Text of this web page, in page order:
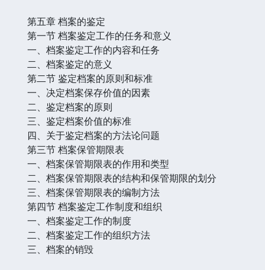
第五章 档案的鉴定
第一节 档案鉴定工作的任务和意义
一、档案鉴定工作的内容和任务
二、档案鉴定的意义
第二节 鉴定档案的原则和标准
一、决定档案保存价值的因素
二、鉴定档案的原则
三、鉴定档案价值的标准
四、关于鉴定档案的方法论问题
第三节 档案保管期限表
一、档案保管期限表的作用和类型
二、档案保管期限表的结构和保管期限的划分
三、档案保管期限表的编制方法
第四节 档案鉴定工作制度和组织
一、档案鉴定工作的制度
二、档案鉴定工作的组织方法
三、档案的销毁